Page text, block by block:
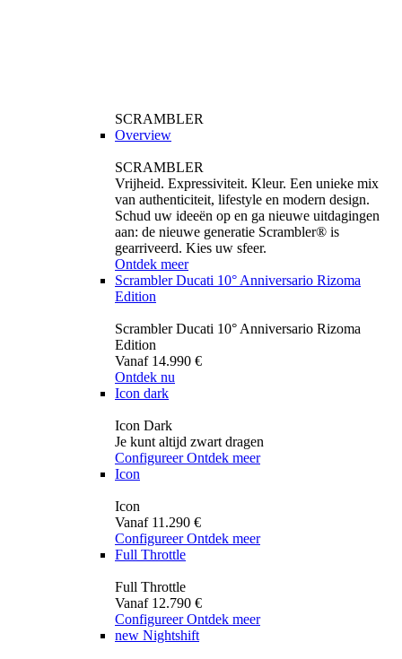
SCRAMBLER
Overview
SCRAMBLER
Vrijheid. Expressiviteit. Kleur. Een unieke mix
van authenticiteit, lifestyle en modern design.
Schud uw ideeën op en ga nieuwe uitdagingen
aan: de nieuwe generatie Scrambler® is
gearriveerd. Kies uw sfeer.
Ontdek meer
Scrambler Ducati 10° Anniversario Rizoma
Edition
Scrambler Ducati 10° Anniversario Rizoma
Edition
Vanaf 14.990 €
Ontdek nu
Icon dark
Icon Dark
Je kunt altijd zwart dragen
Configureer Ontdek meer
Icon
Icon
Vanaf 11.290 €
Configureer Ontdek meer
Full Throttle
Full Throttle
Vanaf 12.790 €
Configureer Ontdek meer
new Nightshift